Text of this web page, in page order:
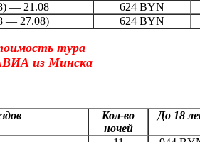
— 21.08
624 BYN
— 27.08)
624 BYN
тура
из Минска
Кол-во
ночей
До 18